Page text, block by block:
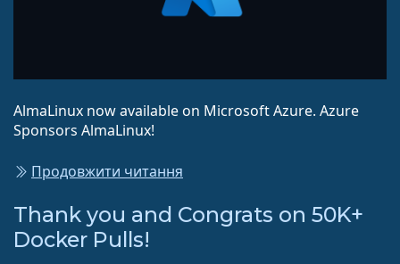
AlmaLinux now available on Microsoft Azure. Azure
Sponsors AlmaLinux!
Продовжити читання
Thank you and Congrats on 50K+
Docker Pulls!